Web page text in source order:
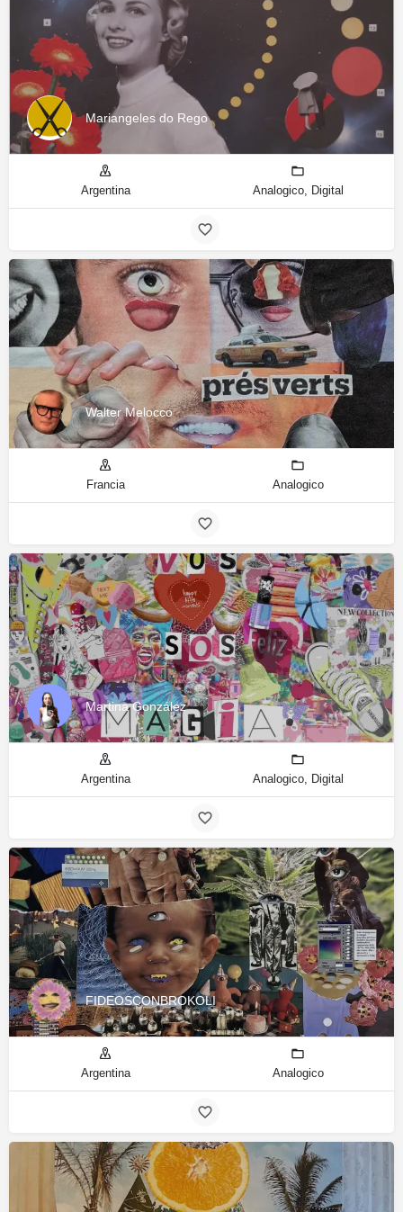
Mariangeles do Rego
Argentina Analogico, Digital
Walter Melocco
Francia Analogico
Martina González
Argentina Analogico, Digital
FIDEOSCONBROKOLI
Argentina Analogico